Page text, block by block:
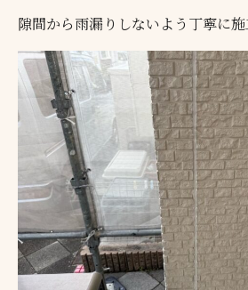
隙間から雨漏りしないよう丁寧に施